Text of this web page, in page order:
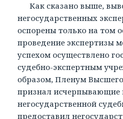
Как сказано выше,
негосударственных
оспорены только на том
проведение экспертизы
успехом осуществлено
судебно-экспертным
образом, Пленум
признал исчерпывающие
негосударственной
предоставил